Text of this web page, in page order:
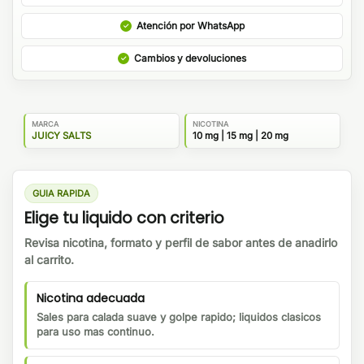
Atención por WhatsApp
Cambios y devoluciones
MARCA
JUICY SALTS
NICOTINA
10 mg | 15 mg | 20 mg
GUIA RAPIDA
Elige tu liquido con criterio
Revisa nicotina, formato y perfil de sabor antes de anadirlo
al carrito.
Nicotina adecuada
Sales para calada suave y golpe rapido; liquidos clasicos
para uso mas continuo.